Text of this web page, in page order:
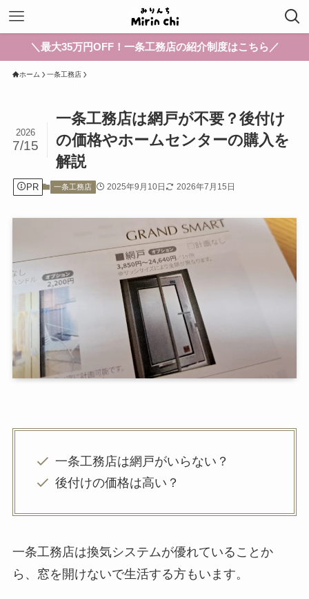
＼最大35万円OFF！一条工務店の紹介制度はこちら／
ホーム 一条工務店
一条工務店は網戸が不要？後付け
の価格やホームセンターの購入を
解説
2026
7/15
PR 一条工務店 2025年9月10日 2026年7月15日
一条工務店は網戸がいらない？
後付けの価格は高い？
一条工務店は換気システムが優れていることか
ら、窓を開けないで生活する方もいます。